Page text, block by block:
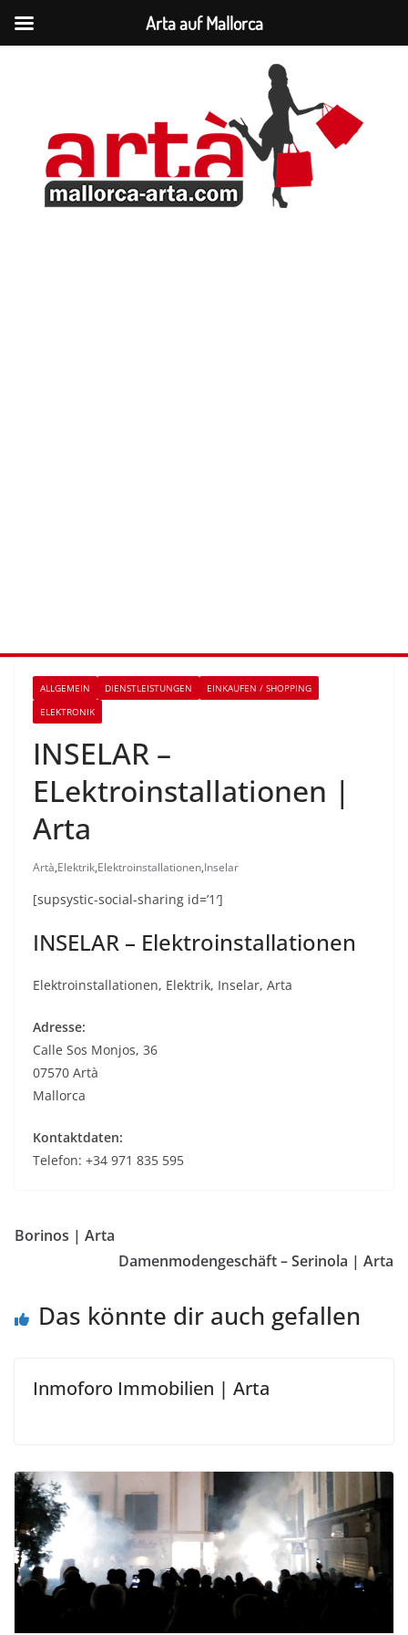
ALLGEMEIN DIENSTLEISTUNGEN
EINKAUFEN / SHOPPING
ELEKTRONIK
INSELAR –
ELektroinstallationen |
Arta
Artà,Elektrik,Elektroinstallationen,Inselar
[supsystic-social-sharing id=’1′]
INSELAR – Elektroinstallationen
Elektroinstallationen, Elektrik, Inselar, Arta
Adresse:
Calle Sos Monjos, 36
07570 Artà
Mallorca
Kontaktdaten:
Telefon: +34 971 835 595
Borinos | Arta
Damenmodengeschäft – Serinola | Arta
Das könnte dir auch gefallen
Inmoforo Immobilien | Arta
Arta auf Mallorca